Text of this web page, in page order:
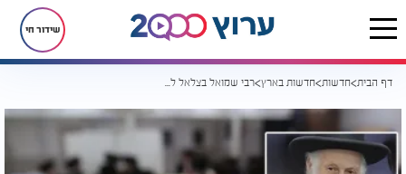
שידור חי
דף הבית חדשות חדשות בארץ רבי שמואל בצלאל לחרדים: "אל תתייצבו בלשכות הגיוס!"